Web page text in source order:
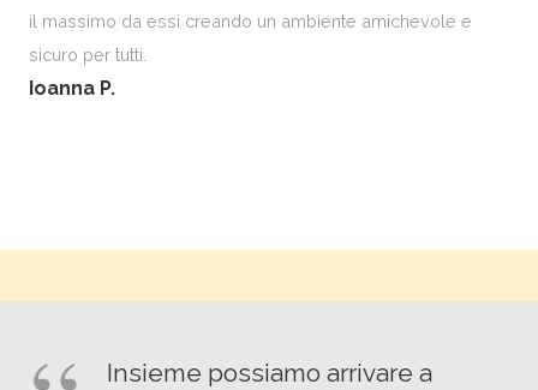
il massimo da essi creando un ambiente amichevole e
sicuro per tutti.
Ioanna P.
Insieme possiamo arrivare a